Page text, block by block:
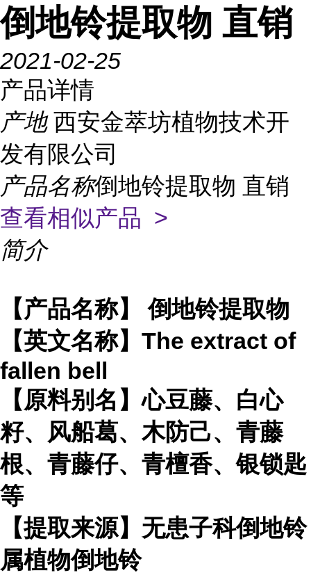
倒地铃提取物 直销
2021-02-25
产品详情
产地 西安金萃坊植物技术开
发有限公司
产品名称倒地铃提取物 直销
查看相似产品 >
简介
【产品名称】 倒地铃提取物
【英文名称】The extract of
fallen bell
【原料别名】心豆藤、白心
籽、风船葛、木防己、青藤
根、青藤仔、青檀香、银锁匙
等
【提取来源】无患子科倒地铃
属植物倒地铃